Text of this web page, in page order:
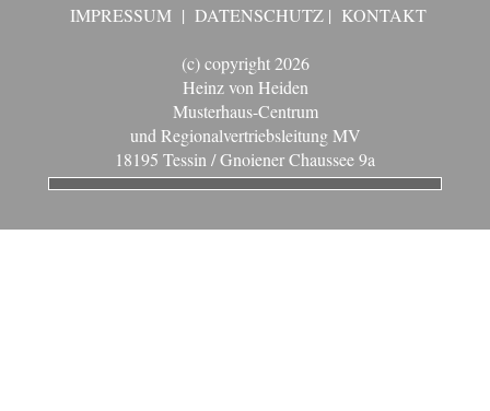
IMPRESSUM| DATENSCHUTZ| KONTAKT
(c) copyright 2026
Heinz von Heiden
Musterhaus-Centrum
und Regionalvertriebsleitung MV
18195 Tessin / Gnoiener Chaussee 9a